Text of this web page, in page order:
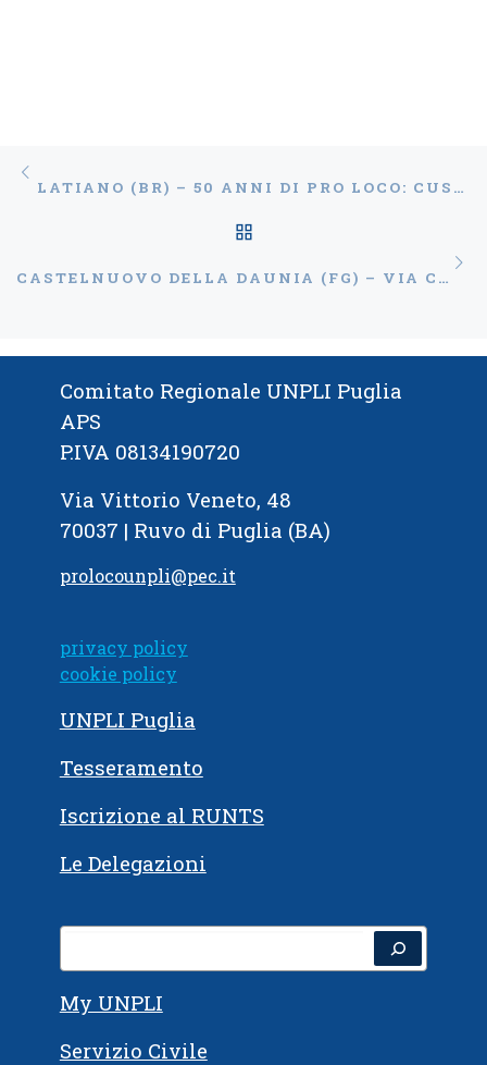
Navigazione articoli
Articolo precedente LATIANO (BR) – 50 ANNI DI PRO LOCO: CUSTODIRE PER COSTRUIRE IL FUTURO
CASTELNUOVO DELLA DAUNIA (FG) – VIA CRUCIS VIVENTE
Comitato Regionale UNPLI Puglia
APS
P.IVA 08134190720
Via Vittorio Veneto, 48
70037 | Ruvo di Puglia (BA)
prolocounpli@pec.it
privacy policy
cookie policy
UNPLI Puglia
Tesseramento
Iscrizione al RUNTS
Le Delegazioni
My UNPLI
Servizio Civile